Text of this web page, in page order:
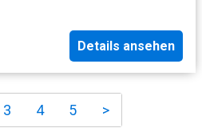
Details ansehen
3 4 5 >